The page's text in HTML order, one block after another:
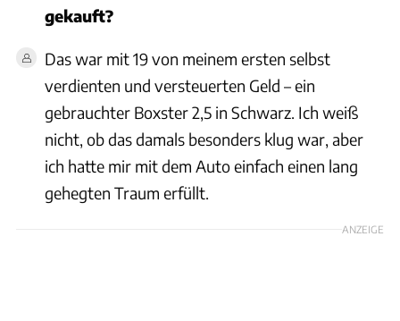
gekauft?
Das war mit 19 von meinem ersten selbst
verdienten und versteuerten Geld – ein
gebrauchter Boxster 2,5 in Schwarz. Ich weiß
nicht, ob das damals besonders klug war, aber
ich hatte mir mit dem Auto einfach einen lang
gehegten Traum erfüllt.
ANZEIGE